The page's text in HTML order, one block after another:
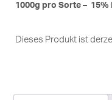
1000g pro Sorte – 15%
Dieses Produkt ist